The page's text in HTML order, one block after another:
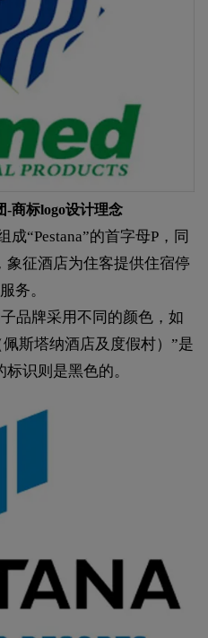
-商标logo设计理念
“Pestana”的首字母P，同
象征酒店为住客提供住宿停
务。
品牌采用不同的颜色，如
佩斯塔纳酒店及度假村）”是
识则是黑色的。